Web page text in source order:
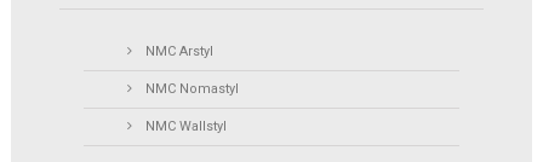
NMC Arstyl
NMC Nomastyl
NMC Wallstyl